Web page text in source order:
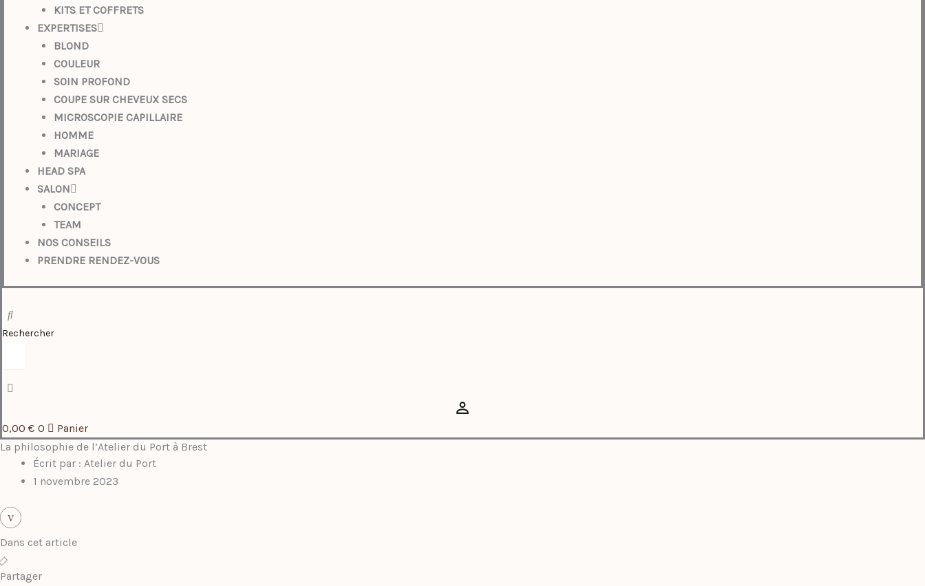
KITS ET COFFRETS
EXPERTISES
BLOND
COULEUR
SOIN PROFOND
COUPE SUR CHEVEUX SECS
MICROSCOPIE CAPILLAIRE
HOMME
MARIAGE
HEAD SPA
SALON
CONCEPT
TEAM
NOS CONSEILS
PRENDRE RENDEZ-VOUS
Rechercher
0,00 € 0
Panier
La philosophie de l’Atelier du Port à Brest
Écrit par : Atelier du Port
1 novembre 2023
V
Dans cet article
Partager